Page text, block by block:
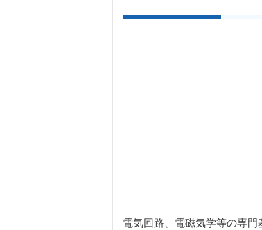
電気回路、電磁気学等の専